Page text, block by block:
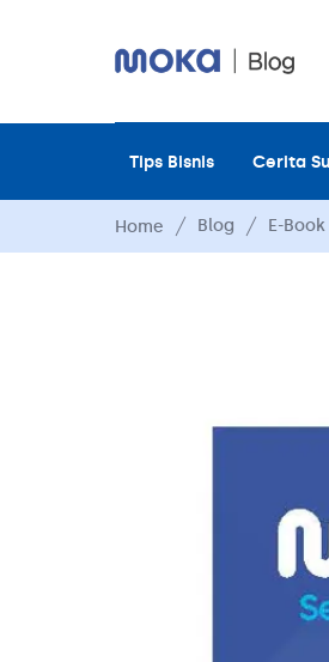
Tips Bisnis Cerita
Home Blog E-Book